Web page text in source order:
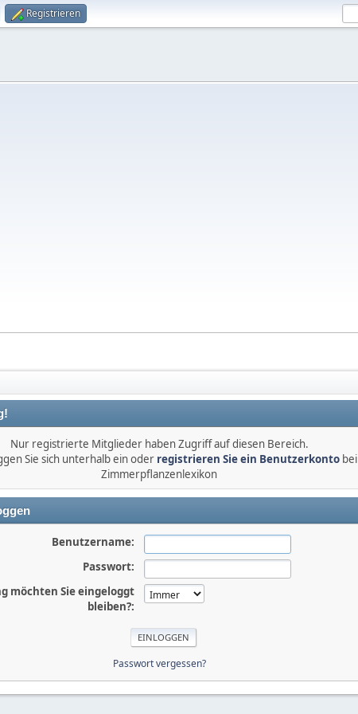
Registrieren
Nur registrierte Mitglieder haben Zugriff auf diesen Bereich.
Sie sich unterhalb ein oder registrieren Sie ein Benutzerkontobei
Zimmerpflanzenlexikon
Benutzername:
Passwort:
möchten Sie eingeloggt
bleiben?:
Passwort vergessen?